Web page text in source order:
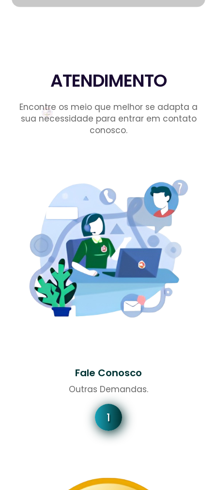
ATENDIMENTO
Encontre os meio que melhor se adapta a
sua necessidade para entrar em contato
conosco.
Fale Conosco
Outras Demandas.
1